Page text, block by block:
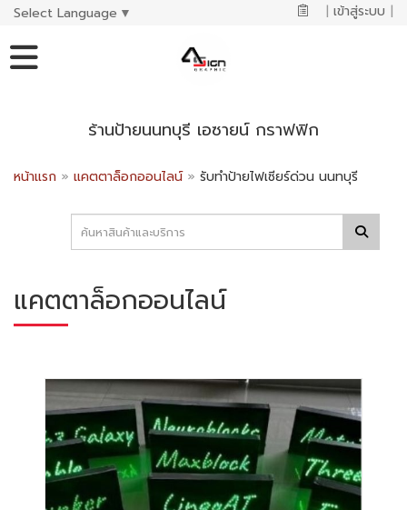
Select Language ▼ | เข้าสู่ระบบ |
ร้านป้ายนนทบุรี เอซายน์ กราฟฟิก
หน้าแรก » แคตตาล็อกออนไลน์ » รับทำป้ายไฟเซียร์ด่วน นนทบุรี
แคตตาล็อกออนไลน์